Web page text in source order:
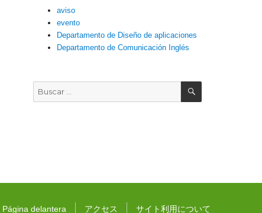
aviso
evento
Departamento de Diseño de aplicaciones
Departamento de Comunicación Inglés
Buscar
por:
BUSCAR
Página delantera アクセス サイト利用について